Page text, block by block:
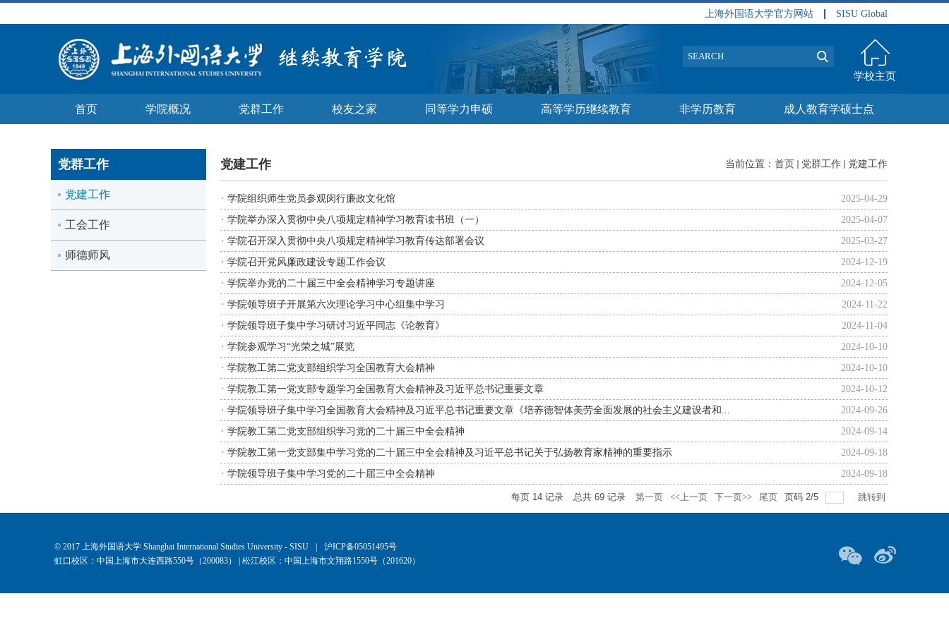
上海外国语大学官方网站 SISU Global
学校主页
首页 学院概况 党群工作 校友之家 同等学力申硕 高等学历继续教育 非学历教育 成人教育学硕士点
党群工作
党建工作
工会工作
师德师风
党建工作 当前位置： 首页 党群工作 党建工作
学院组织师生党员参观闵行廉政文化馆
2025-04-29
学院举办深入贯彻中央八项规定精神学习教育读书班（一）
2025-04-07
学院召开深入贯彻中央八项规定精神学习教育传达部署会议
2025-03-27
学院召开党风廉政建设专题工作会议
2024-12-19
学院举办党的二十届三中全会精神学习专题讲座
2024-12-05
学院领导班子开展第六次理论学习中心组集中学习
2024-11-22
学院领导班子集中学习研讨习近平同志《论教育》
2024-11-04
学院参观学习“光荣之城”展览
2024-10-10
学院教工第二党支部组织学习全国教育大会精神
2024-10-10
学院教工第一党支部专题学习全国教育大会精神及习近平总书记重要文章
2024-10-12
学院领导班子集中学习全国教育大会精神及习近平总书记重要文章《培养德智体美劳全面发展的社会主义建设者和...
2024-09-26
学院教工第二党支部组织学习党的二十届三中全会精神
2024-09-14
学院教工第一党支部集中学习党的二十届三中全会精神及习近平总书记关于弘扬教育家精神的重要指示
2024-09-18
学院领导班子集中学习党的二十届三中全会精神
2024-09-18
每页 14 记录 总共 69 记录 第一页 <<上一页 下一页>> 尾页 页码 2/5 跳转到
© 2017 上海外国语大学 Shanghai International Studies University - SISU
沪ICP备05051495号
虹口校区：中国上海市大连西路550号（200083） | 松江校区：中国上海市文翔路1550号（201620）